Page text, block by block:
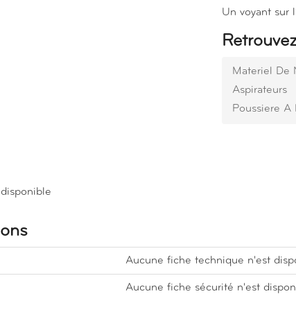
Un voyant sur
Materiel De
Aspirateurs
Poussiere A
Aucune fiche technique n'est
Aucune fiche sécurité n'est